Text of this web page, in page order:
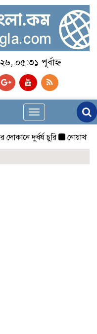
০৫:৩১ পূর্বাহ্ন
Toggle
navigation
দুর্ধর্ষ চুরি নোয়াখালীতে